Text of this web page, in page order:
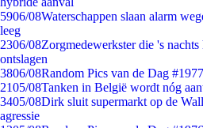
5906/08Waterschappen slaan alarm
leeg
2306/08Zorgmedewerkster die 's
ontslagen
3806/08Random Pics van de Dag #1977
2105/08Tanken in België wordt nóg
3405/08Dirk sluit supermarkt op de
agressie